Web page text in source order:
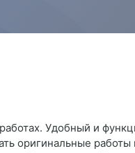
Удобный и
оригинальные работы